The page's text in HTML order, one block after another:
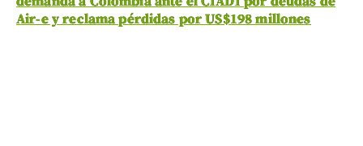
Air-e y reclama pérdidas por US$198 millones